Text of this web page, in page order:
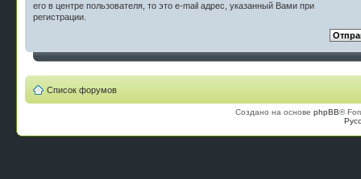
его в центре пользователя, то это e-mail адрес, указанный Вами при
регистрации.
Список форумов
Создано на основе phpBB®